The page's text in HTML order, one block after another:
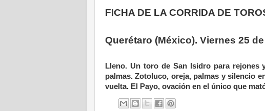
FICHA DE LA CORRIDA DE
Querétaro (México). Viernes 25
Lleno. Un toro de San Isidro para rejones
palmas. Zotoluco, oreja, palmas y silencio
vuelta. El Payo, ovación en el único que